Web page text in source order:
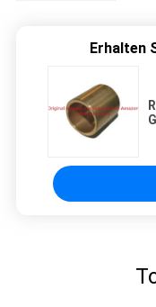
Erhalten